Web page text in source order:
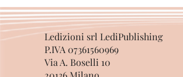
Ledizioni srl LediPublishing
P.IVA 07361560969
Via A. Boselli 10